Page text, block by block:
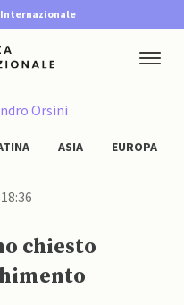
Internazionale
Orsini
ASIA EUROPA
chiesto